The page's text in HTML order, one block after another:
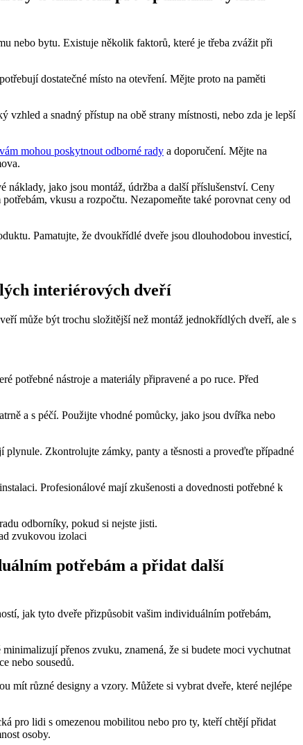
nebo bytu. Existuje několik faktorů, které je třeba zvážit při
dostatečné místo na otevření. Mějte proto na paměti
a snadný přístup na obě strany místnosti, nebo zda je lepší
mohou poskytnout odborné rady a doporučení. Mějte na
jako jsou montáž, údržba a další příslušenství. Ceny
vkusu a rozpočtu. Nezapomeňte také porovnat ceny od
Pamatujte, že dvoukřídlé dveře jsou dlouhodobou investicí,
interiérových dveří
může být trochu složitější než montáž jednokřídlých dveří, ale s
potřebné nástroje a materiály připravené a po ruce. Před
a s péčí. Použijte vhodné pomůcky, jako jsou dvířka nebo
plynule. Zkontrolujte zámky, panty a těsnosti a proveďte případné
Profesionálové mají zkušenosti a dovednosti potřebné k
odborníky, pokud si nejste jisti.
potřebám a přidat další
jak tyto dveře přizpůsobit vašim individuálním potřebám,
přenos zvuku, znamená, že si budete moci vychutnat
nebo sousedů.
mít různé designy a vzory. Můžete si vybrat dveře, které nejlépe
pro lidi s omezenou mobilitou nebo pro ty, kteří chtějí přidat
osoby.